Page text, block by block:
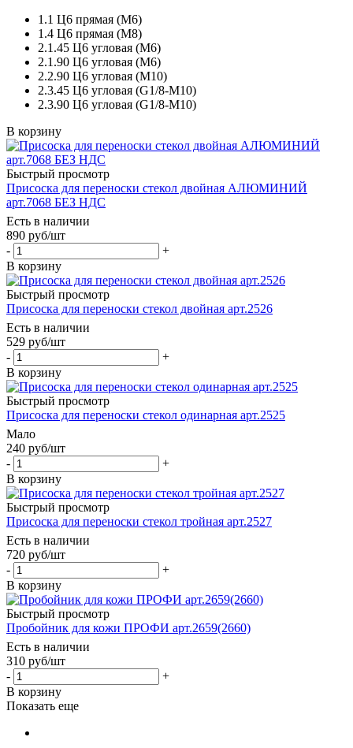
1.1 Ц6 прямая (М6)
1.4 Ц6 прямая (М8)
2.1.45 Ц6 угловая (М6)
2.1.90 Ц6 угловая (М6)
2.2.90 Ц6 угловая (М10)
2.3.45 Ц6 угловая (G1/8-М10)
2.3.90 Ц6 угловая (G1/8-М10)
В корзину
Быстрый просмотр
Присоска для переноски стекол двойная АЛЮМИНИЙ
арт.7068 БЕЗ НДС
Есть в наличии
890 руб/шт
-
+
В корзину
Быстрый просмотр
Присоска для переноски стекол двойная арт.2526
Есть в наличии
529 руб/шт
-
+
В корзину
Быстрый просмотр
Присоска для переноски стекол одинарная арт.2525
Мало
240 руб/шт
-
+
В корзину
Быстрый просмотр
Присоска для переноски стекол тройная арт.2527
Есть в наличии
720 руб/шт
-
+
В корзину
Быстрый просмотр
Пробойник для кожи ПРОФИ арт.2659(2660)
Есть в наличии
310 руб/шт
-
+
В корзину
Показать еще